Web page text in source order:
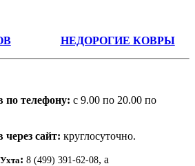
НЕДОРОГИЕ КОВРЫ
по телефону: с 9.00 по 20.00 по
сайт: круглосуточно.
Ухта: 8 (499) 391-62-08, а